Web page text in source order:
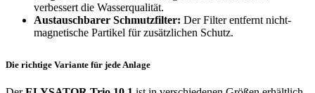
verbessert die Wasserqualität.
Austauschbarer Schmutzfilter: Der Filter entfernt nicht-
magnetische Partikel für zusätzlichen Schutz.
Die richtige Variante für jede Anlage